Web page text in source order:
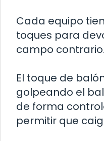
Cada equipo
toques para
campo contrario.
El toque de
golpeando el
de forma
permitir que